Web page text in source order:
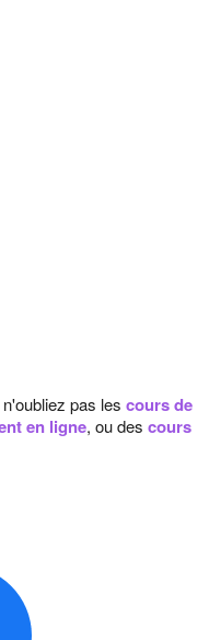
pas les cours de
en ligne, ou des cours